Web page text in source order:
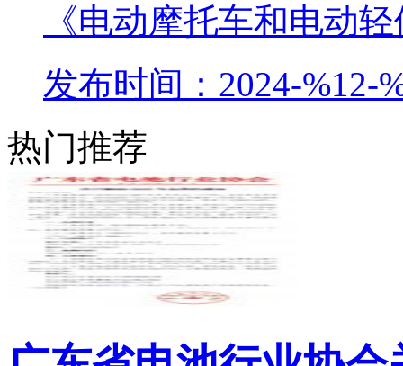
《电动摩托车和电动
发布时间：2024-%12-
热门推荐